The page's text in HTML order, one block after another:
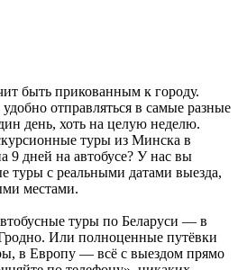
быть прикованным к городу.
отправляться в самые разные
день, хоть на целую неделю.
туры из Минска в
дней на автобусе? У нас вы
туры с реальными датами выезда,
местами.
туры по Беларуси — в
Или полноценные путёвки
в Европу — всё с выездом прямо